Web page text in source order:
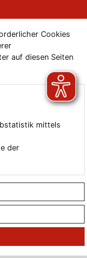
Cookies
auf diesen Seiten
mittels
der
(Elbe)